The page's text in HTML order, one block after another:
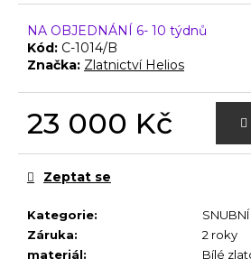
NA OBJEDNÁNÍ 6- 10 týdnů
Kód: C-1014/B
Značka: Zlatnictví Helios
23 000 Kč
Kategorie:
SNUBNÍ
Záruka:
2 roky
materiál: Bílé
Zeptat se
r
u
č
u
j
e
m
e